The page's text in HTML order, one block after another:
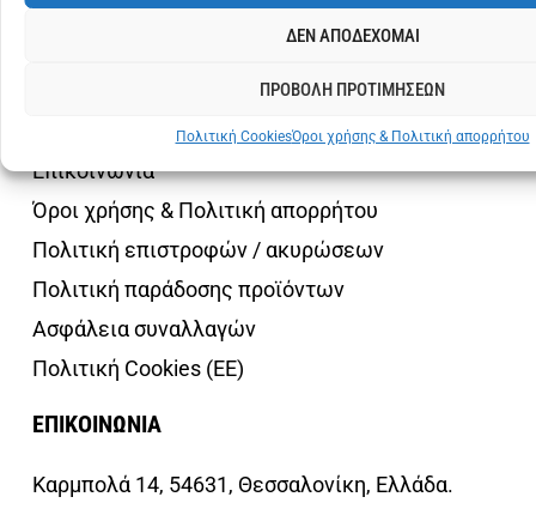
ΔΕΝ ΑΠΟΔΕΧΟΜΑΙ
ΠΡΟΒΟΛΗ ΠΡΟΤΙΜΗΣΕΩΝ
Πολιτική CookiesΌροι χρήσης & Πολιτική απορρήτου
Ο λογαριασμός μου
Σχετικά με εμάς
Επικοινωνία
Όροι χρήσης & Πολιτική απορρήτου
Πολιτική επιστροφών / ακυρώσεων
Πολιτική παράδοσης προϊόντων
Ασφάλεια συναλλαγών
Πολιτική Cookies (ΕΕ)
ΕΠΙΚΟΙΝΩΝΙΑ
Καρμπολά 14, 54631, Θεσσαλονίκη, Ελλάδα.